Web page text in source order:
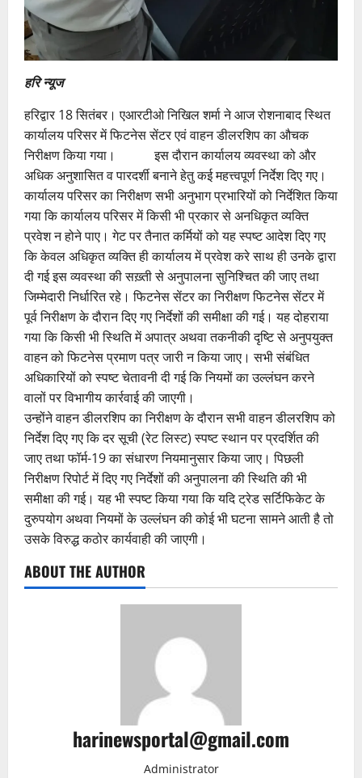
हरि न्यूज
हरिद्वार 18 सितंबर। एआरटीओ निखिल शर्मा ने आज रोशनाबाद स्थित
कार्यालय परिसर में फिटनेस सेंटर एवं वाहन डीलरशिप का औचक
निरीक्षण किया गया। इस दौरान कार्यालय व्यवस्था को और
अधिक अनुशासित व पारदर्शी बनाने हेतु कई महत्त्वपूर्ण निर्देश दिए गए।
कार्यालय परिसर का निरीक्षण सभी अनुभाग प्रभारियों को निर्देशित किया
गया कि कार्यालय परिसर में किसी भी प्रकार से अनधिकृत व्यक्ति
प्रवेश न होने पाए। गेट पर तैनात कर्मियों को यह स्पष्ट आदेश दिए गए
कि केवल अधिकृत व्यक्ति ही कार्यालय में प्रवेश करे साथ ही उनके द्वारा
दी गई इस व्यवस्था की सख़्ती से अनुपालना सुनिश्चित की जाए तथा
जिम्मेदारी निर्धारित रहे। फिटनेस सेंटर का निरीक्षण फिटनेस सेंटर में
पूर्व निरीक्षण के दौरान दिए गए निर्देशों की समीक्षा की गई। यह दोहराया
गया कि किसी भी स्थिति में अपात्र अथवा तकनीकी दृष्टि से अनुपयुक्त
वाहन को फिटनेस प्रमाण पत्र जारी न किया जाए। सभी संबंधित
अधिकारियों को स्पष्ट चेतावनी दी गई कि नियमों का उल्लंघन करने
वालों पर विभागीय कार्रवाई की जाएगी।
उन्होंने वाहन डीलरशिप का निरीक्षण के दौरान सभी वाहन डीलरशिप को
निर्देश दिए गए कि दर सूची (रेट लिस्ट) स्पष्ट स्थान पर प्रदर्शित की
जाए तथा फॉर्म-19 का संधारण नियमानुसार किया जाए। पिछली
निरीक्षण रिपोर्ट में दिए गए निर्देशों की अनुपालना की स्थिति की भी
समीक्षा की गई। यह भी स्पष्ट किया गया कि यदि ट्रेड सर्टिफिकेट के
दुरुपयोग अथवा नियमों के उल्लंघन की कोई भी घटना सामने आती है तो
उसके विरुद्ध कठोर कार्यवाही की जाएगी।
ABOUT THE AUTHOR
harinewsportal@gmail.com
Administrator